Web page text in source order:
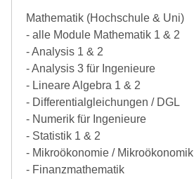
Mathematik (Hochschule & Uni)
- alle Module Mathematik 1 & 2
- Analysis 1 & 2
- Analysis 3 für Ingenieure
- Lineare Algebra 1 & 2
- Differentialgleichungen / DGL
- Numerik für Ingenieure
- Statistik 1 & 2
- Mikroökonomie / Mikroökonomik
- Finanzmathematik